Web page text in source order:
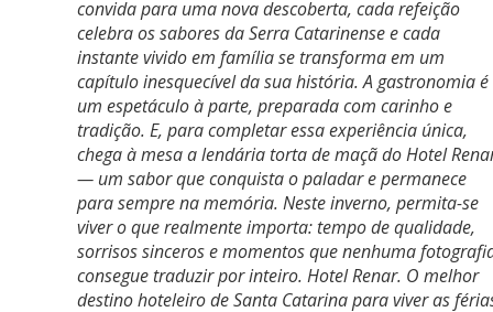
convida para uma nova descoberta, cada refeição
celebra os sabores da Serra Catarinense e cada
instante vivido em família se transforma em um
capítulo inesquecível da sua história. A gastronomia é
um espetáculo à parte, preparada com carinho e
tradição. E, para completar essa experiência única,
chega à mesa a lendária torta de maçã do Hotel
— um sabor que conquista o paladar e permanece
para sempre na memória. Neste inverno, permita-se
viver o que realmente importa: tempo de qualidade,
sorrisos sinceros e momentos que nenhuma
consegue traduzir por inteiro. Hotel Renar. O melhor
destino hoteleiro de Santa Catarina para viver as